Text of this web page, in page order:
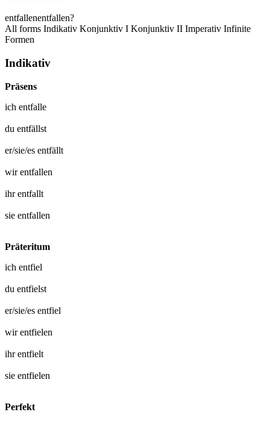
entfallenentfallen?
All forms Indikativ Konjunktiv I Konjunktiv II Imperativ Infinite
Formen
Indikativ
Präsens
ich entfalle
du entfällst
er/sie/es entfällt
wirentfallen
ihrentfallt
sie entfallen
Präteritum
ich entfiel
du entfielst
er/sie/es entfiel
wirentfielen
ihrentfielt
sie entfielen
Perfekt